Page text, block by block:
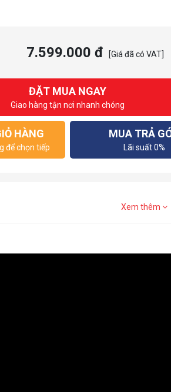
7.599.000 đ [Giá đã có VAT]
ĐẶT MUA NGAY
Giao hàng tận nơi nhanh chóng
HÀNG
để chọn tiếp
MUA TRẢ
Lãi suất 0%
Xem thêm